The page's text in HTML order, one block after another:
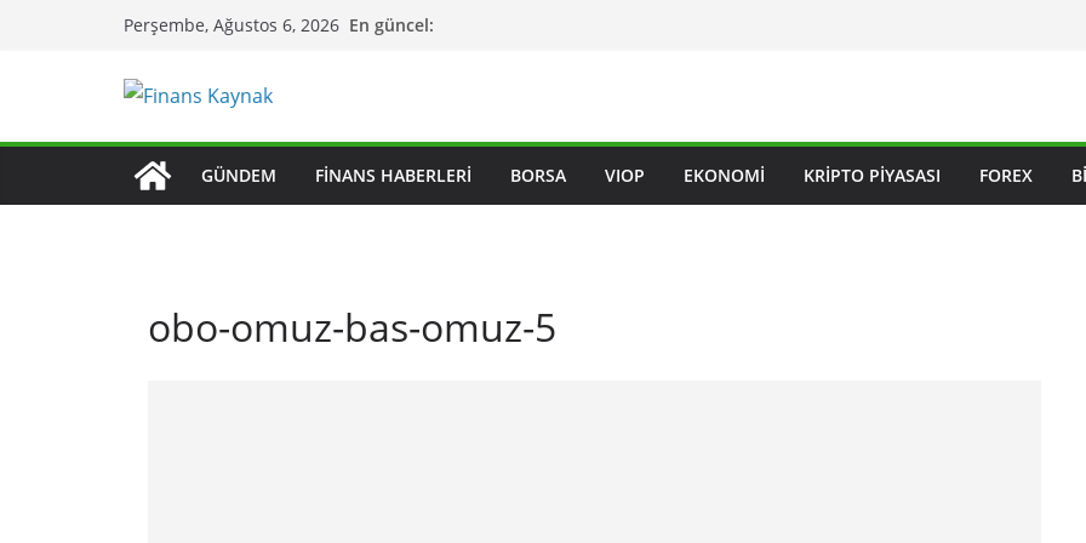
Perşembe, Ağustos 6, 2026 En güncel:
GÜNDEM FINANS HABERLERI BORSA VIOP EKONOMI KRIPTO PIYASASI FOREX
obo-omuz-bas-omuz-5